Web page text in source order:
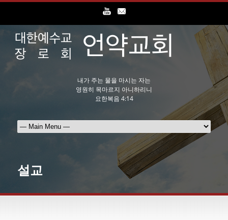
내가 주는 물을 마시는 자는
영원히 목마르지 아니하리니
요한복음 4:14
설교